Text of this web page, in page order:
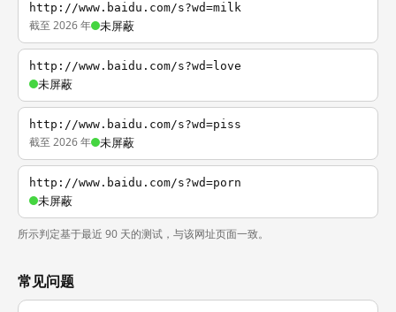
http://www.baidu.com/s?wd=milk
截至 2026 年 未屏蔽
http://www.baidu.com/s?wd=love
未屏蔽
http://www.baidu.com/s?wd=piss
截至 2026 年 未屏蔽
http://www.baidu.com/s?wd=porn
未屏蔽
所示判定基于最近 90 天的测试，与该网址页面一致。
常见问题